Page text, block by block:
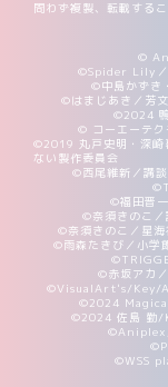
問わず複製、転載するこ
©
©Spider Lily／
©中島かずき
©はまじあき／芳
©2024
© コーエーテク
©2019 丸戸史明・深崎
ない製作委員会
©西尾維新／講
©福田晋
©奈須きのこ
©奈須きのこ／星
©雨森たきび／小学
©赤坂アカ
©VisualArt's/Key/
©2024
©2024 佐島 勤/
©Aniplex,
©WSS